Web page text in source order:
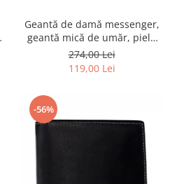
Geantă de damă messenger,
geantă mică de umăr, piele
ecologică, geantă bej cu
fermoar la modă - Peterson
PTR-PTN MX02-P-7717-D.BE
274,00 Lei
119,00 Lei
-56%